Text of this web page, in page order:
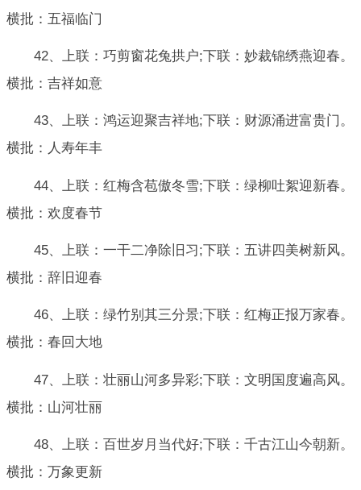
横批：五福临门
42、上联：巧剪窗花兔拱户;下联：妙裁锦绣燕迎春。
横批：吉祥如意
43、上联：鸿运迎聚吉祥地;下联：财源涌进富贵门。
横批：人寿年丰
44、上联：红梅含苞傲冬雪;下联：绿柳吐絮迎新春。
横批：欢度春节
45、上联：一干二净除旧习;下联：五讲四美树新风。
横批：辞旧迎春
46、上联：绿竹别其三分景;下联：红梅正报万家春。
横批：春回大地
47、上联：壮丽山河多异彩;下联：文明国度遍高风。
横批：山河壮丽
48、上联：百世岁月当代好;下联：千古江山今朝新。
横批：万象更新